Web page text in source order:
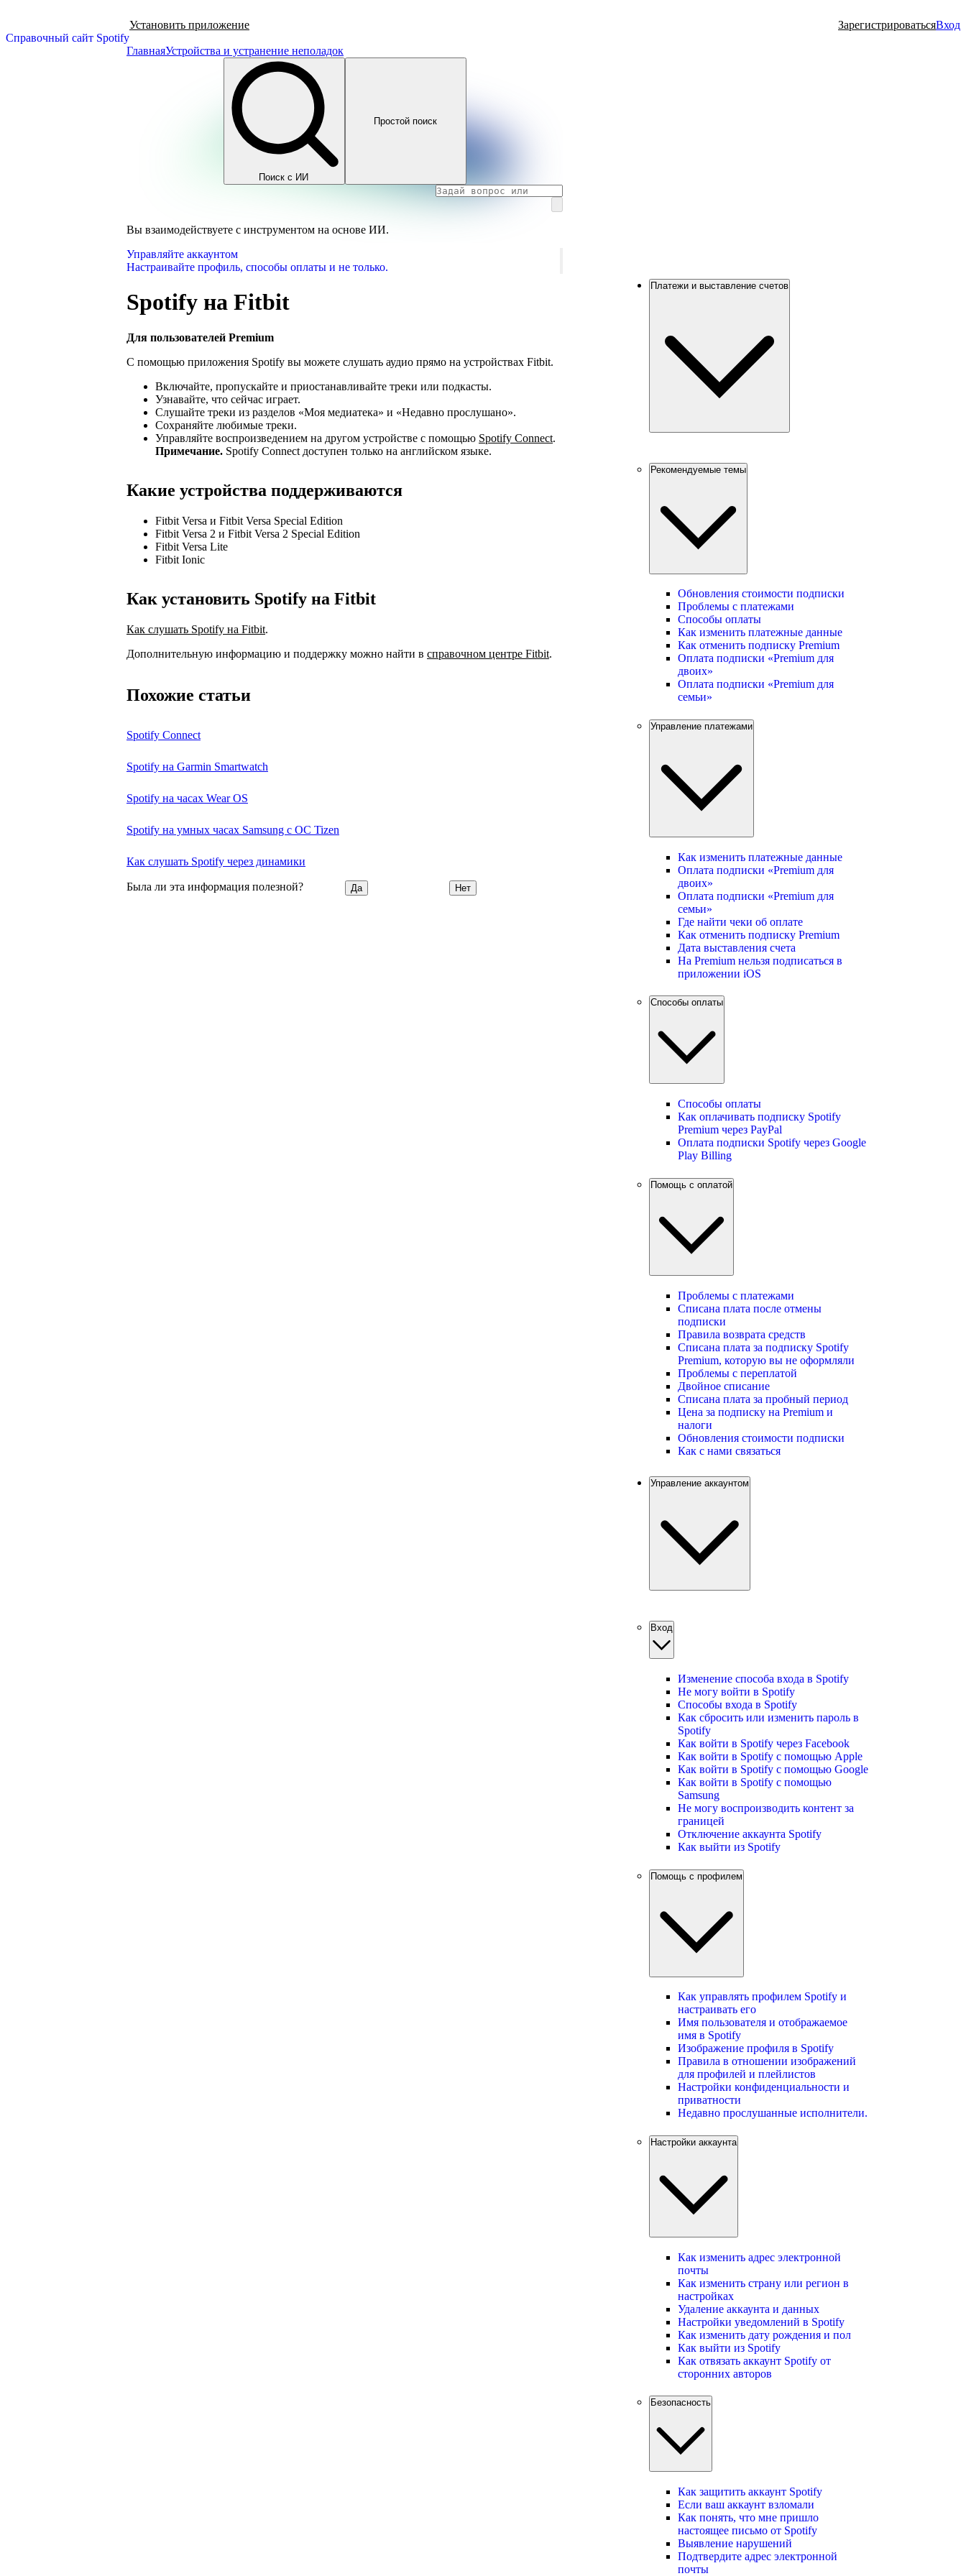
Справочный сайт Spotify
Установить приложение ЗарегистрироватьсяВход
ГлавнаяУстройства и устранение неполадок
Поиск с ИИ
Простой поиск
Вы взаимодействуете с инструментом на основе ИИ.
Управляйте аккаунтом
Настраивайте профиль, способы оплаты и не только.
Spotify на Fitbit
Для пользователей Premium
С помощью приложения Spotify вы можете слушать аудио прямо на устройствах Fitbit.
Включайте, пропускайте и приостанавливайте треки или подкасты.
Узнавайте, что сейчас играет.
Слушайте треки из разделов «Моя медиатека» и «Недавно прослушано».
Сохраняйте любимые треки.
Управляйте воспроизведением на другом устройстве с помощью Spotify Connect.
Примечание. Spotify Connect доступен только на английском языке.
Какие устройства поддерживаются
Fitbit Versa и Fitbit Versa Special Edition
Fitbit Versa 2 и Fitbit Versa 2 Special Edition
Fitbit Versa Lite
Fitbit Ionic
Как установить Spotify на Fitbit
Как слушать Spotify на Fitbit.
Дополнительную информацию и поддержку можно найти в справочном центре Fitbit.
Похожие статьи
Spotify Connect
Spotify на Garmin Smartwatch
Spotify на часах Wear OS
Spotify на умных часах Samsung с ОС Tizen
Как слушать Spotify через динамики
Была ли эта информация полезной? Да Нет
Платежи и выставление счетов
Рекомендуемые темы
Обновления стоимости подписки
Проблемы с платежами
Способы оплаты
Как изменить платежные данные
Как отменить подписку Premium
Оплата подписки «Premium для
двоих»
Оплата подписки «Premium для
семьи»
Управление платежами
Как изменить платежные данные
Оплата подписки «Premium для
двоих»
Оплата подписки «Premium для
семьи»
Где найти чеки об оплате
Как отменить подписку Premium
Дата выставления счета
На Premium нельзя подписаться в
приложении iOS
Способы оплаты
Способы оплаты
Как оплачивать подписку Spotify
Premium через PayPal
Оплата подписки Spotify через Google
Play Billing
Помощь с оплатой
Проблемы с платежами
Списана плата после отмены
подписки
Правила возврата средств
Списана плата за подписку Spotify
Premium, которую вы не оформляли
Проблемы с переплатой
Двойное списание
Списана плата за пробный период
Цена за подписку на Premium и
налоги
Обновления стоимости подписки
Как с нами связаться
Управление аккаунтом
Вход
Изменение способа входа в Spotify
Не могу войти в Spotify
Способы входа в Spotify
Как сбросить или изменить пароль в
Spotify
Как войти в Spotify через Facebook
Как войти в Spotify с помощью Apple
Как войти в Spotify с помощью Google
Как войти в Spotify с помощью
Samsung
Не могу воспроизводить контент за
границей
Отключение аккаунта Spotify
Как выйти из Spotify
Помощь с профилем
Как управлять профилем Spotify и
настраивать его
Имя пользователя и отображаемое
имя в Spotify
Изображение профиля в Spotify
Правила в отношении изображений
для профилей и плейлистов
Настройки конфиденциальности и
приватности
Недавно прослушанные исполнители.
Настройки аккаунта
Как изменить адрес электронной
почты
Как изменить страну или регион в
настройках
Удаление аккаунта и данных
Настройки уведомлений в Spotify
Как изменить дату рождения и пол
Как выйти из Spotify
Как отвязать аккаунт Spotify от
сторонних авторов
Безопасность
Как защитить аккаунт Spotify
Если ваш аккаунт взломали
Как понять, что мне пришло
настоящее письмо от Spotify
Выявление нарушений
Подтвердите адрес электронной
почты